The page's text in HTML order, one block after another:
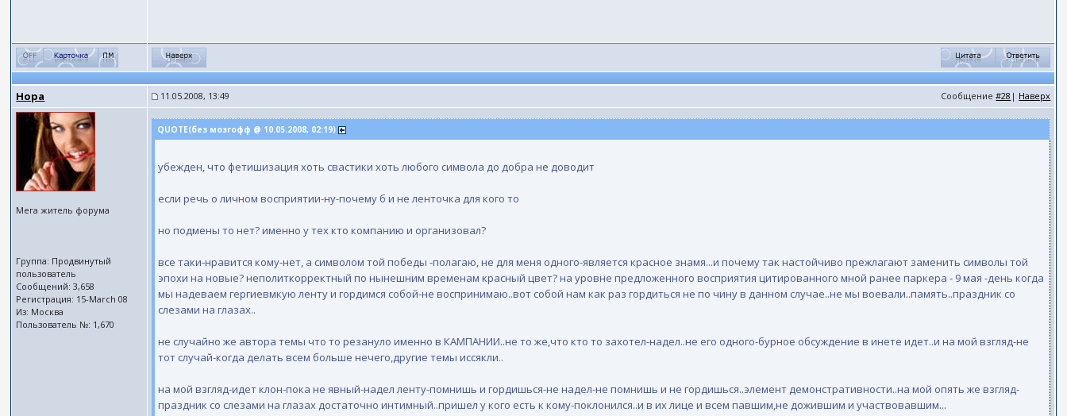
Нора 11.05.2008, 13:49 Сообщение#28 | Наверх
Мега житель форума
Группа: Продвинутый
пользователь
Сообщений: 3,658
Регистрация: 15-March 08
Из: Москва
Пользователь №: 1,670
QUOTE(без мозгофф @ 10.05.2008, 02:19)
убежден, что фетишизация хоть свастики хоть любого символа до добра не доводит
если речь о личном восприятии-ну-почему б и не ленточка для кого то
но подмены то нет? именно у тех кто компанию и организовал?
все таки-нравится кому-нет, а символом той победы -полагаю, не для меня одного-является красное знамя...и почему так настойчиво прежлагают заменить символы той
эпохи на новые? неполиткорректный по нынешним временам красный цвет? на уровне предложенного восприятия цитированного мной ранее паркера - 9 мая -день когда
мы надеваем гергиевмкую ленту и гордимся собой-не воспринимаю..вот собой нам как раз гордиться не по чину в данном случае..не мы воевали..память..праздник со
слезами на глазах..
не случайно же автора темы что то резануло именно в КАМПАНИИ..не то же,что кто то захотел-надел..не его одного-бурное обсуждение в инете идет..и на мой взгляд-не
тот случай-когда делать всем больше нечего,другие темы иссякли..
на мой взгляд-идет клон-пока не явный-надел ленту-помнишь и гордишься-не надел-не помнишь и не гордишься..элемент демонстративности..на мой опять же взгляд-
праздник со слезами на глазах достаточно интимный..пришел у кого есть к кому-поклонился..и в их лице и всем павшим,не дожившим и участвовавшим...